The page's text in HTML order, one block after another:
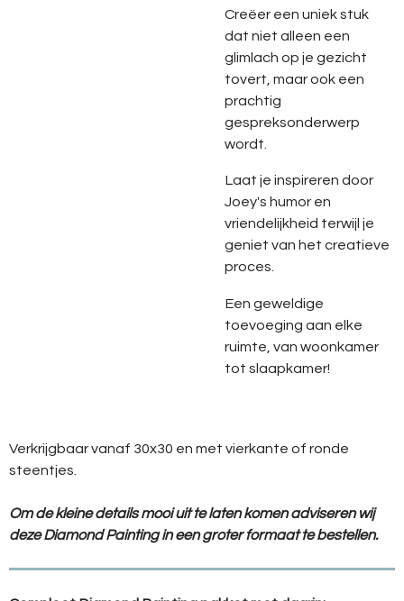
Creëer een uniek stuk
dat niet alleen een
glimlach op je gezicht
tovert, maar ook een
prachtig
gespreksonderwerp
wordt.
Laat je inspireren door
Joey's humor en
vriendelijkheid terwijl je
geniet van het creatieve
proces.
Een geweldige
toevoeging aan elke
ruimte, van woonkamer
tot slaapkamer!
Verkrijgbaar vanaf 30x30 en met vierkante of ronde
steentjes.
Om de kleine details mooi uit te laten komen adviseren wij
deze Diamond Painting in een groter formaat te bestellen.